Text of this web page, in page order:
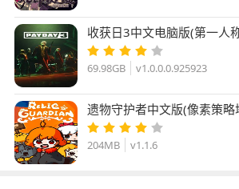
收获日3中文电脑版(第一人
PAYDAY 3 v1.0.0.0.925923
69.98GB v1.0.0.0.925923
遗物守护者中文版(像素策略
Relic Guardian v1.1.6 免安装
204MB v1.1.6